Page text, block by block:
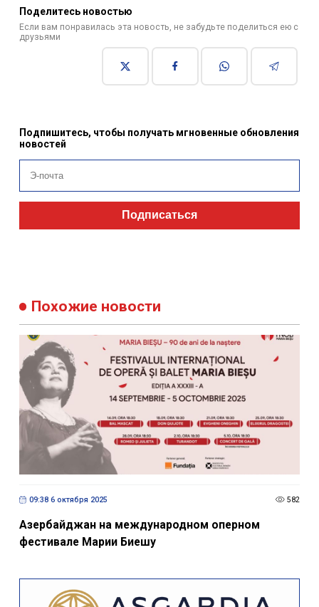
Поделитесь новостью
Если вам понравилась эта новость, не забудьте поделиться ею с
друзьями
Подпишитесь, чтобы получать мгновенные обновления
новостей
Подписаться
Похожие новости
09:38 6 октября 2025 582
Азербайджан на международном оперном
фестивале Марии Биешу